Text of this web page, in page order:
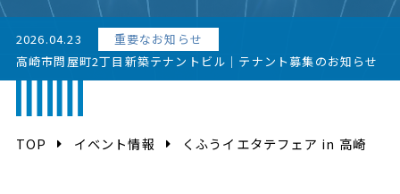
2026.04.23
重要なお知らせ
高崎市問屋町2丁目新築テナントビル｜テナント募集のお知らせ
TOP イベント情報 くふうイエタテフェア in 高崎